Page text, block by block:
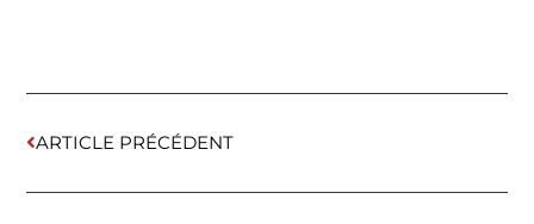
ARTICLE PRÉCÉDENT